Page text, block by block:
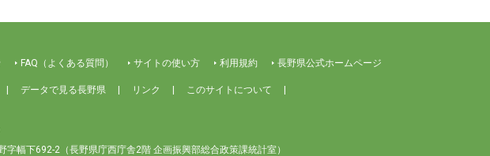
FAQ（よくある質問） サイトの使い方 利用規約 長野県公式ホームページ
データで見る長野県 リンク このサイトについて
字幅下692-2 （長野県庁西庁舎2階 企画振興部総合政策課統計室）